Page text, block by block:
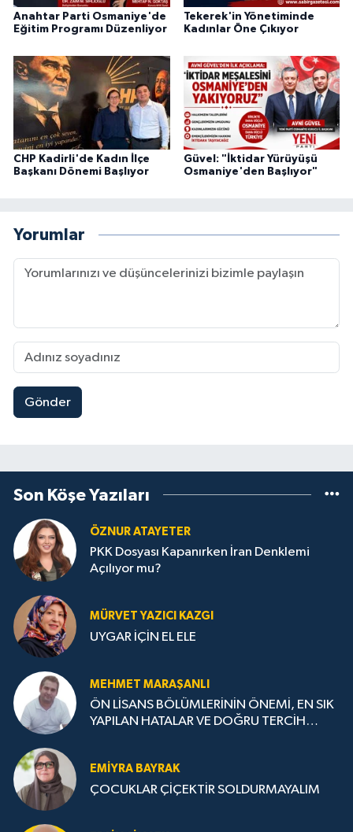
Anahtar Parti Osmaniye'de
Eğitim Programı Düzenliyor
Tekerek'in Yönetiminde
Kadınlar Öne Çıkıyor
CHP Kadirli'de Kadın İlçe
Başkanı Dönemi Başlıyor
Güvel: "İktidar Yürüyüşü
Osmaniye'den Başlıyor"
Yorumlar
Gönder
Son Köşe Yazıları
ÖZNUR ATAYETER
PKK Dosyası Kapanırken İran Denklemi
Açılıyor mu?
MÜRVET YAZICI KAZGI
UYGAR İÇİN EL ELE
MEHMET MARAŞANLI
ÖN LİSANS BÖLÜMLERİNİN ÖNEMİ, EN SIK
YAPILAN HATALAR VE DOĞRU TERCİH
EMIYRA BAYRAK
ÇOCUKLAR ÇİÇEKTİR SOLDURMAYALIM